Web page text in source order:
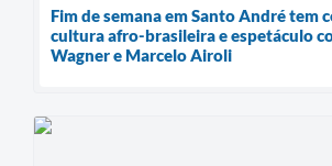
Fim de semana em Santo André tem
cultura afro-brasileira e espetáculo
Wagner e Marcelo Airoli